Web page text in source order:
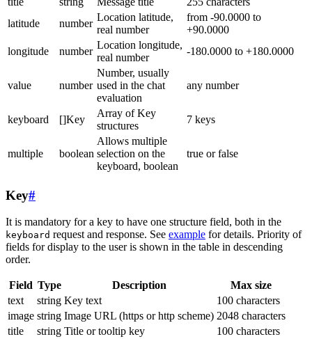
latitude
number
Location latitude,
real number
from -90.0000 to
+90.0000
longitude
number
Location longitude,
real number
-180.0000 to +180.0000
value number
Number, usually
used in the chat
evaluation
any number
keyboard []Key
Array of Key
structures
7 keys
multiple boolean
Allows multiple
selection on the
keyboard, boolean
true or false
Key#
It is mandatory for a key to have one structure field, both in the
keyboard request and response. See example for details. Priority of
fields for display to the user is shown in the table in descending
order.
Field Type Description
Max size
text
string Key text
100 characters
image string Image URL (https or http scheme) 2048 characters
title
string Title or tooltip key
100 characters